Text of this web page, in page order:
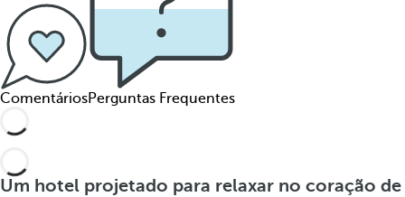
ComentáriosPerguntas Frequentes
Um hotel projetado para relaxar no coração de